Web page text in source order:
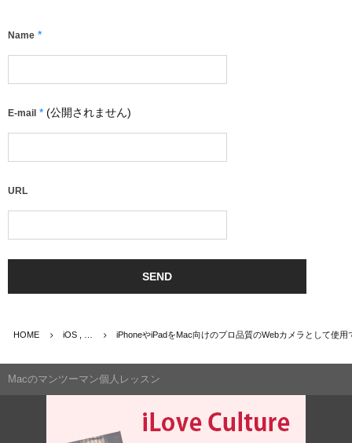
Name *
E-mail * (公開されません)
URL
HOME iOS , … iPhoneやiPadをMac向けのプロ品質のWebカメラとして使
Macのマンツーマン個人レッスン